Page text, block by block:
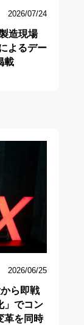
2026/07/24
造現場
よるデー
載
2026/06/25
ら即戦
」でコン
革を同時